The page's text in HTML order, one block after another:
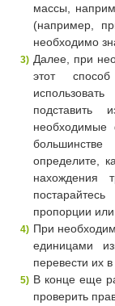
массы,
(например,
необходимо
Далее, при
этот
определите,
нахождения
пропорции
При
единицами
перевести их
В конце еще
проверить